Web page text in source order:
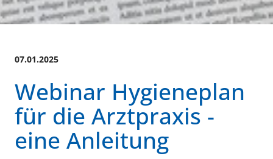
07.01.2025
Webinar Hygieneplan
für die Arztpraxis -
eine Anleitung